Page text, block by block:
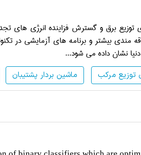
برق و گسترش فزاینده انرژی های
مندی بیشتر و برنامه های آزمایشی در
نشان داده می شود...
ماشین بردار پشتیبان توزیع مرکب